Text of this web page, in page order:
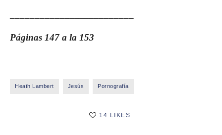
Páginas 147 a la 153
Heath Lambert Jesús Pornografía
14 LIKES